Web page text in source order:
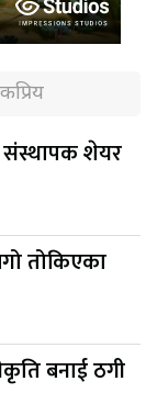
संस्थापक शेयर
तोकिएका
बनाई ठगी